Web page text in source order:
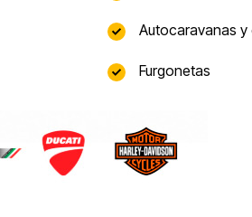
Autocaravanas y
Furgonetas